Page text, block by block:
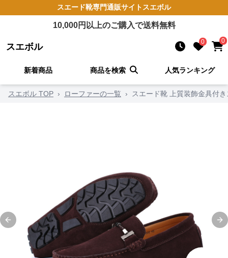
スエード靴専門通販サイト スエボル
10,000円以上のご購入で送料無料
スエボル 0 0
新着商品 商品を検索 人気ランキング
スエボル TOP › ローファーの一覧 › スエード靴 上質装飾金具付
Previous slide